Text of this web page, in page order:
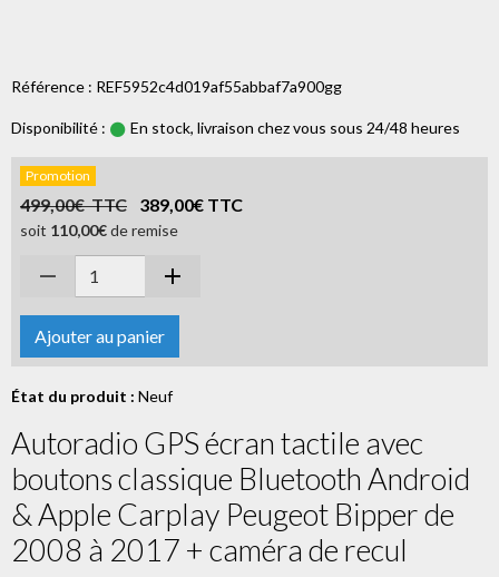
Référence : REF5952c4d019af55abbaf7a900gg
Disponibilité : En stock, livraison chez vous sous 24/48 heures
Promotion
499,00€ TTC 389,00€ TTC
soit 110,00€de remise
Ajouter au panier
État du produit : Neuf
Autoradio GPS écran tactile avec
boutons classique Bluetooth Android
& Apple Carplay Peugeot Bipper de
2008 à 2017 + caméra de recul